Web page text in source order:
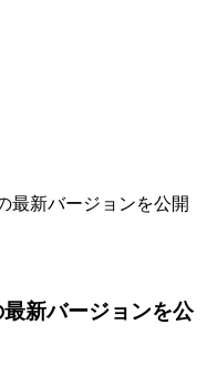
最新バージョンを公開
新バージョンを公